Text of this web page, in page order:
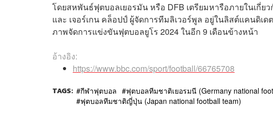
โดยสหพันธ์ฟุตบอลเยอรมัน หรือ DFB เตรียมหารือภายในเกี่
และ เจอร์เกน คล็อปป์ ผู้จัดการทีมลิเวอร์พูล อยู่ในลิสต์แคนดิเ
ภาพจัดการแข่งขันฟุตบอลยูโร 2024 ในอีก 9 เดือนข้างหน้า
อ้างอิง:
https://www.bbc.com/sport/football/66765708
TAGS: กีฬาฟุตบอล ฟุตบอลทีมชาติเยอรมนี (Germany national
ฟุตบอลทีมชาติญี่ปุ่น (Japan national football team)